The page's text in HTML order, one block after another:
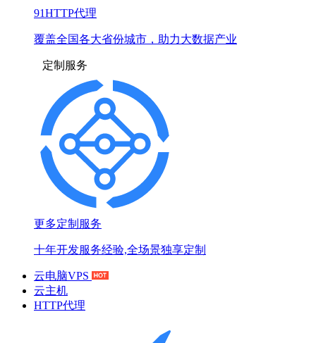
91HTTP代理
覆盖全国各大省份城市，助力大数据产业
定制服务
更多定制服务
十年开发服务经验,全场景独享定制
云电脑VPS
云主机
HTTP代理